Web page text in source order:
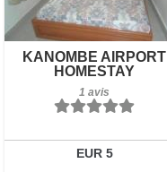
KANOMBE AIRPORT
HOMESTAY
1 avis
EUR 5
1 avis
Détails
Réserver